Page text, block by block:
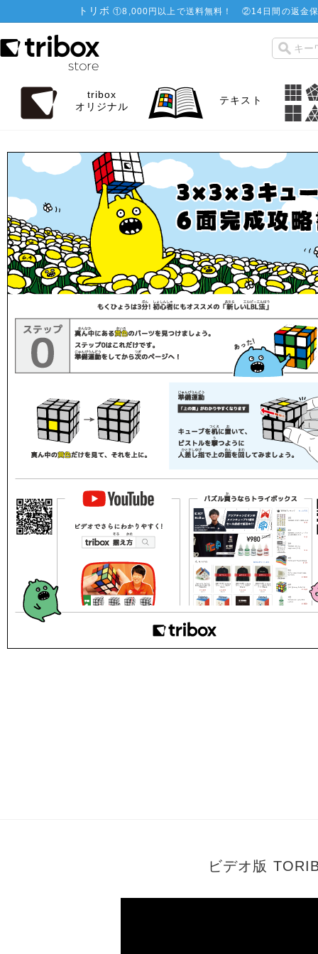
トリボ ①8,000円以上で送料無料！ ②14日間の返金
tribox
オリジナル
テキスト
ビデオ版